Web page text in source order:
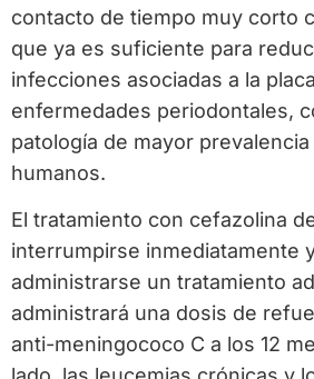
contacto de tiempo muy corto
que ya es suficiente para
infecciones asociadas a la
enfermedades periodontales,
patología de mayor
humanos.
El tratamiento con cefazolina
interrumpirse inmediatamente
administrarse un tratamiento
administrará una dosis de
anti-meningococo C a los 12